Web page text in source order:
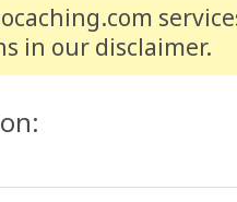
in our disclaimer.